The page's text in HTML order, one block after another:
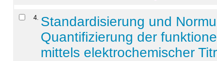
4 Standardisierung und
Quantifizierung der
mittels elektrochemischer